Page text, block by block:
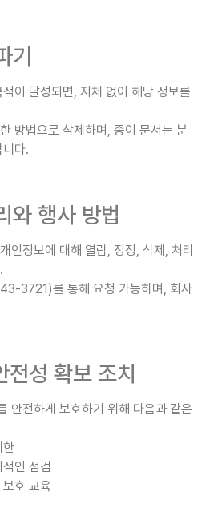
기
이 달성되면, 지체 없이 해당 정보를
방법으로 삭제하며, 종이 문서는 분
다.
와 행사 방법
인정보에 대해 열람, 정정, 삭제, 처리
3721)를 통해 요청 가능하며, 회사
성 확보 조치
안전하게 보호하기 위해 다음과 같은
한
인 점검
호 교육